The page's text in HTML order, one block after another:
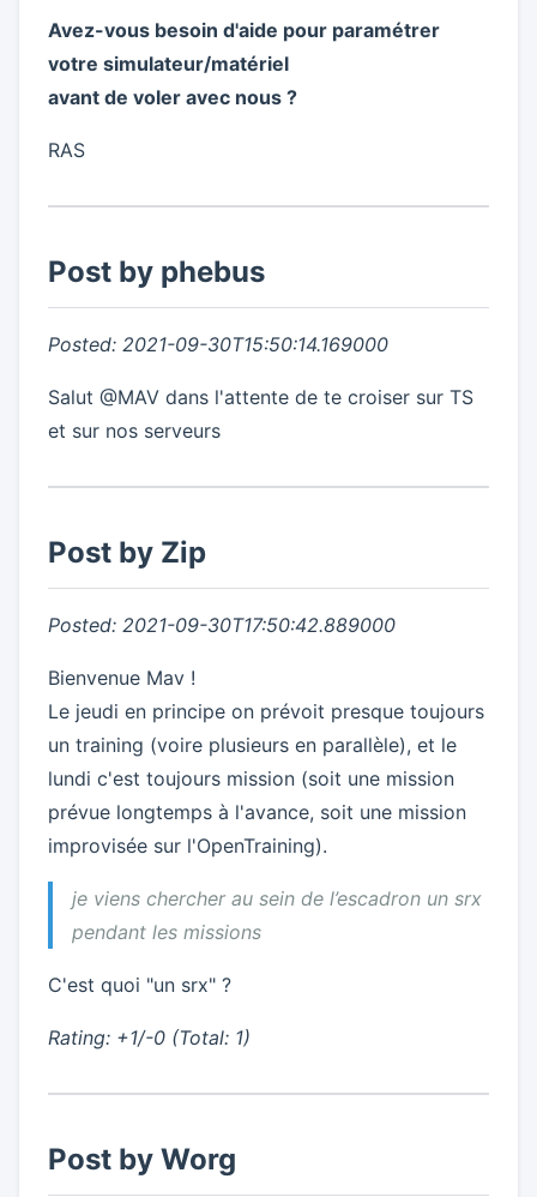
Avez-vous besoin d'aide pour paramétrer
votre simulateur/matériel
avant de voler avec nous ?
RAS
Post by phebus
Posted: 2021-09-30T15:50:14.169000
Salut @MAV dans l'attente de te croiser sur TS
et sur nos serveurs
Post by Zip
Posted: 2021-09-30T17:50:42.889000
Bienvenue Mav !
Le jeudi en principe on prévoit presque toujours
un training (voire plusieurs en parallèle), et le
lundi c'est toujours mission (soit une mission
prévue longtemps à l'avance, soit une mission
improvisée sur l'OpenTraining).
je viens chercher au sein de l’escadron un srx
pendant les missions
C'est quoi "un srx" ?
Rating: +1/-0 (Total: 1)
Post by Worg